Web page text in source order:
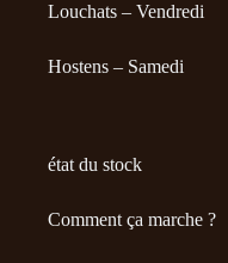
Louchats – Vendredi
Hostens – Samedi
état du stock
Comment ça marche ?